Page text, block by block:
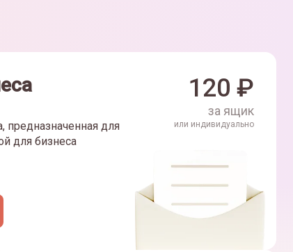
предназначенная для
для бизнеса
120 ₽
за ящик
или индивидуально